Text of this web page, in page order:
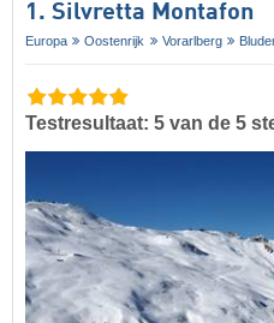
1. Silvretta Montafon
Europa Oostenrijk Vorarlberg
Testresultaat: 5 van de 5